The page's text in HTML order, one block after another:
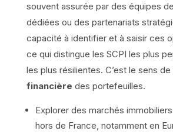
souvent assurée par des équipes
dédiées ou des partenariats
capacité à identifier et à saisir ces
ce qui distingue les SCPI les plus
les plus résilientes. C’est le sens de
financière des portefeuilles.
Explorer des marchés
hors de France, notamment en